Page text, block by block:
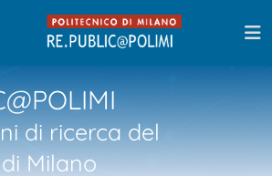
di ricerca del
Milano